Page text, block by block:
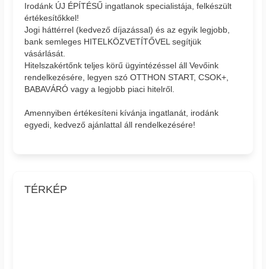
Irodánk ÚJ ÉPÍTÉSŰ ingatlanok specialistája, felkészült
értékesítőkkel!
Jogi háttérrel (kedvező díjazással) és az egyik legjobb,
bank semleges HITELKÖZVETÍTŐVEL segítjük
vásárlását.
Hitelszakértőnk teljes körű ügyintézéssel áll Vevőink
rendelkezésére, legyen szó OTTHON START, CSOK+,
BABAVÁRÓ vagy a legjobb piaci hitelről.
Amennyiben értékesíteni kívánja ingatlanát, irodánk
egyedi, kedvező ajánlattal áll rendelkezésére!
TÉRKÉP